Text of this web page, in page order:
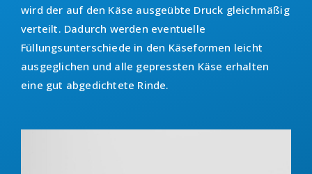
wird der auf den Käse ausgeübte Druck gleichmäßig
verteilt. Dadurch werden eventuelle
Füllungsunterschiede in den Käseformen leicht
ausgeglichen und alle gepressten Käse erhalten
eine gut abgedichtete Rinde.